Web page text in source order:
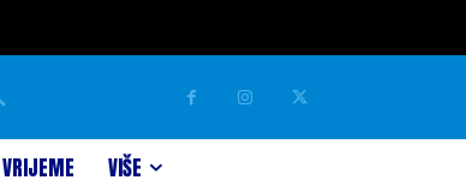
VRIJEME VIŠE